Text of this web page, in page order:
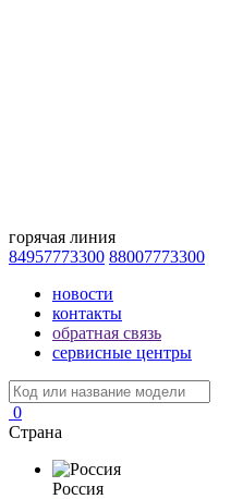
горячая линия
84957773300 88007773300
новости
контакты
обратная связь
сервисные центры
0
Страна
Россия